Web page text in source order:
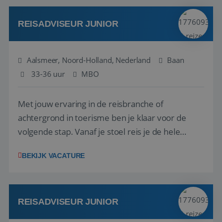
werken: of het nu gaat om vragen ...
REISADVISEUR JUNIOR
Aalsmeer, Noord-Holland, Nederland
Baan
33-36 uur
MBO
Met jouw ervaring in de reisbranche of
achtergrond in toerisme ben je klaar voor de
volgende stap. Vanaf je stoel reis je de hele
wensen van je team, je klant en wat er in de
klanten te overtuigen om die droomreis te
boeken! ...
BEKIJK VACATURE
REISADVISEUR JUNIOR